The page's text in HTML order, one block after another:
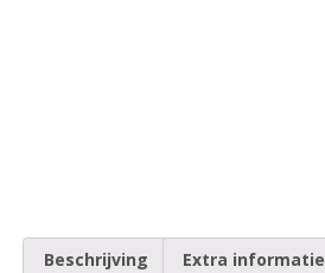
Beschrijving Extra informatie